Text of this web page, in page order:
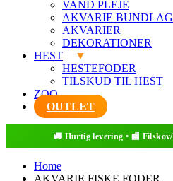
VAND PLEJE
AKVARIE BUNDLAG
AKVARIER
DEKORATIONER
HEST
HESTEFODER
TILSKUD TIL HEST
ZOO
OUTLET
Home
AKVARIE FISKE FODER